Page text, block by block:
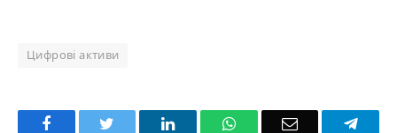
Цифрові активи
Facebook LinkedInWhatsAppEmail